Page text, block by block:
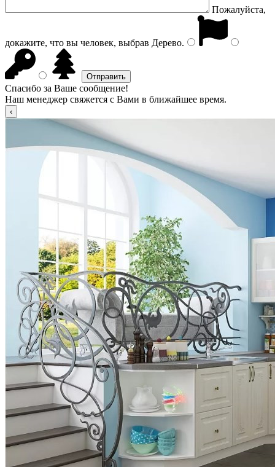
Пожалуйста,
докажите, что вы человек, выбрав Дерево.
Спасибо за Ваше сообщение!
Наш менеджер свяжется с Вами в ближайшее время.